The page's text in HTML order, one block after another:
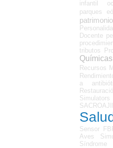
infantil
parques
patrimonio
Docente
tributos
Químicas
Recursos
a
Simulators
Sensor
Aves
Síndrome